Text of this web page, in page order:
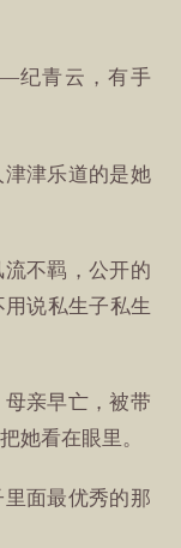
纪青云，有手
津乐道的是她
不羁，公开的
说私生子私生
亲早亡，被带
她看在眼里。
面最优秀的那